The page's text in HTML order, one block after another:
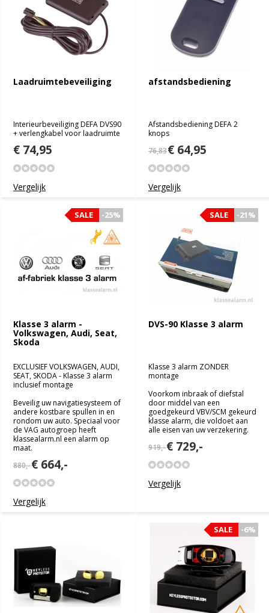
Laadruimtebeveiliging
Interieurbeveiliging DEFA DVS90
+ verlengkabel voor laadruimte
€ 74,95
Vergelijk
afstandsbediening
Afstandsbediening DEFA 2
knops
76,83€ 64,95
Vergelijk
Klasse 3 alarm -
Volkswagen, Audi, Seat,
Skoda
EXCLUSIEF VOLKSWAGEN, AUDI,
SEAT, SKODA - Klasse 3 alarm
inclusief montage
Beveilig uw navigatiesysteem of
andere kostbare spullen in en
rondom uw auto. Speciaal voor
de VAG autogroep heeft
klassealarm.nl een alarm op
maat.
880,-€ 664,-
-25%
SALE
Vergelijk
-25%
SALE
DVS-90 Klasse 3 alarm
Klasse 3 alarm ZONDER
montage
Voorkom inbraak of diefstal
door middel van een
goedgekeurd VBV/SCM gekeurd
klasse alarm, die voldoet aan
alle eisen van uw verzekering.
919,-€ 729,-
-21%
SALE
Vergelijk
-21%
SALE
-6%
SALE -6%
SALE